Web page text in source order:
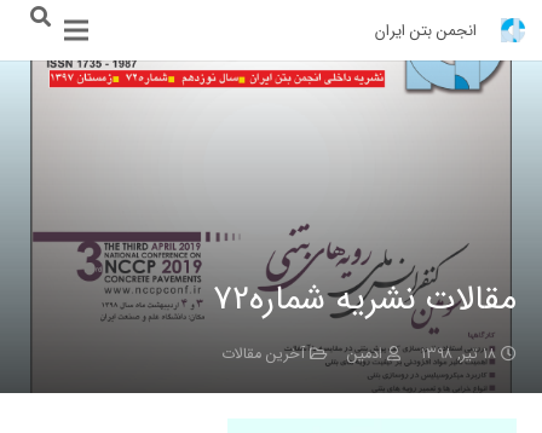
انجمن بتن ایران
مقالات نشریه شماره72
۱۸ تیر, ۱۳۹۸ ادمین آخرین مقالات